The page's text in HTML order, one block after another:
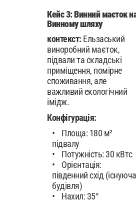
Кейс 3: Винний маєток
Винному шляху
контекст: Ельзаський
виноробний маєток,
підвали та складські
приміщення, помірне
споживання, але
важливий екологічний
імідж.
Конфігурація:
Площа: 180 м²
підвалу
Потужність: 30 кВтc
Орієнтація:
південний схід (існуюча
будівля)
Нахил: 35°